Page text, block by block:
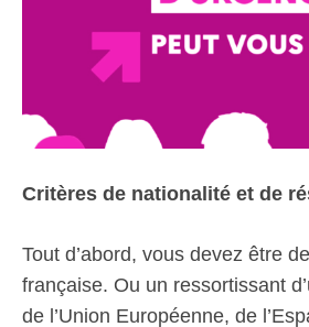
Critères de nationalité et de
Tout d’abord, vous devez être
française. Ou un ressortissant
de l’Union Européenne, de